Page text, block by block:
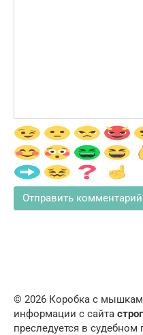
© 2026 Коробка с
информации с сайта
преследуется в судебном